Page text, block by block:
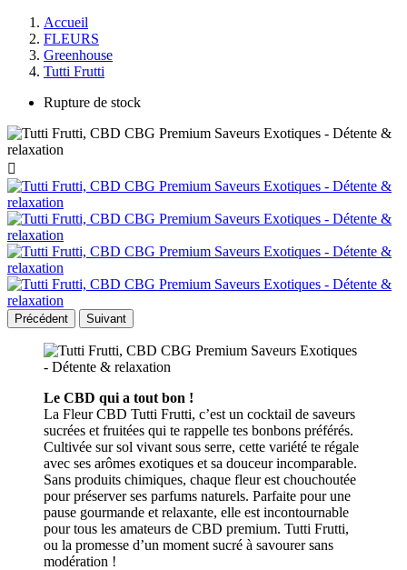
Accueil
FLEURS
Greenhouse
Tutti Frutti
Rupture de stock

Précédent Suivant
Le CBD qui a tout bon !
La Fleur CBD Tutti Frutti, c’est un cocktail de saveurs
sucrées et fruitées qui te rappelle tes bonbons préférés.
Cultivée sur sol vivant sous serre, cette variété te régale
avec ses arômes exotiques et sa douceur incomparable.
Sans produits chimiques, chaque fleur est chouchoutée
pour préserver ses parfums naturels. Parfaite pour une
pause gourmande et relaxante, elle est incontournable
pour tous les amateurs de CBD premium. Tutti Frutti,
ou la promesse d’un moment sucré à savourer sans
modération !